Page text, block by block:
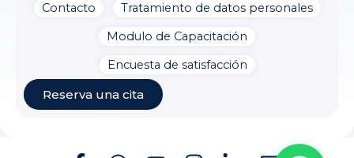
Contacto
Tratamiento de datos personales
Modulo de Capacitación
Encuesta de satisfacción
Reserva una cita
¡Bienvenido a la línea de
atención preferencial de
pacientes! ¿En qué puedo
ayudarte?